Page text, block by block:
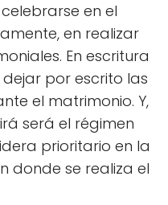
en el
en realizar
En escritura
por escrito las
el matrimonio. Y,
será el régimen
prioritario en la
donde se realiza el